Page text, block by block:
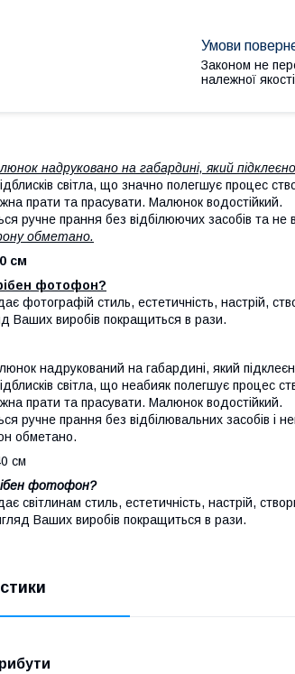
Законом не
належної якості
надруковано на габардині, який
світла, що значно полегшує процес
прати та прасувати. Малюнок водостійкий.
ручне прання без відбілюючих засобів та не
обметано.
см
фотофон?
фотографій стиль, естетичність, настрій,
Ваших виробів покращиться в рази.
надрукований на габардині, який
світла, що неабияк полегшує процес
прати та прасувати. Малюнок водостійкий.
ручне прання без відбілювальних засобів і
обметано.
см
фотофон?
світлинам стиль, естетичність, настрій,
Ваших виробів покращиться в рази.